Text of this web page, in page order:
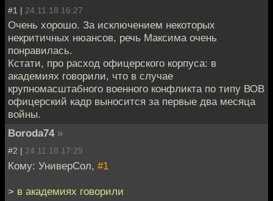
#1 | 24.11.18 16:27
Очень хорошо. За исключением некоторых
некритичных нюансов, речь Максима очень
понравилась.
Кстати, про расход офицерского корпуса: в
академиях говорили, что в случае
крупномасштабного военного конфликта по типу ВОВ
офицерский кадр выносится за первые два месяца
войны.
Boroda74 »
#2 | 24.11.18 17:29
Кому: УниверСол, #1
> в академиях говорили